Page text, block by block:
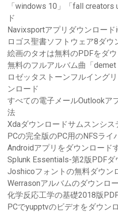
「windows 10」「fall
ド
Navixsportアプリダウンロード
ロゴス聖書ソフトウェア8ダウ
絵画のタオは無料のPDFをダ
無料のフルアルバム曲「
ロゼッタストーンフルイング
ンロード
すべての電子メールOutlookア
法
Xdaダウンロードサムスンシス
PCの完全版のPC用のNFSライ
Androidアプリをダウンロード
Splunk Essentials-第2版PDFダ
Joshicoフォントの無料ダウン
Werrasonアルバムのダウンロ
化学反応工学の基礎2018版
PCでyupptvのビデオをダウン